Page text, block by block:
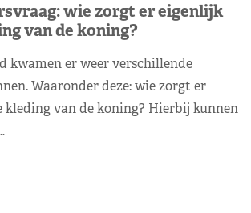
wie zorgt er eigenlijk
van de koning?
kwamen er weer verschillende
Waaronder deze: wie zorgt er
kleding van de koning? Hierbij kunnen